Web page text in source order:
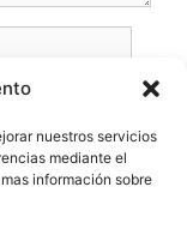
nuestros servicios
mediante el
información sobre